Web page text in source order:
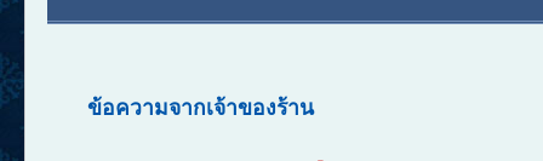
ข้อความจากเจ้าของร้าน